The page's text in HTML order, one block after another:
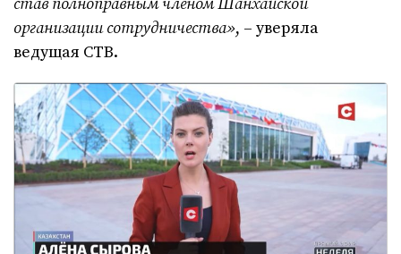
организации сотрудничества», – уверяла
ведущая СТВ.